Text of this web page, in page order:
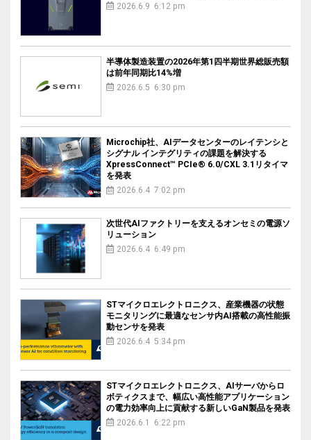
2026.6.9 6:12 pm
半導体製造装置の2026年第1四半期世界総販売額
は前年同期比14%増
2026.6.5 6:30 pm
Microchip社、AIデータセンターのレイテンシと
シグナル インテグリティの課題を解決する
XpressConnect™ PCIe® 6.0/CXL 3.1リタイマ
を発表
2026.6.4 7:02 pm
次世代AIファクトリーを支えるオンセミの電源ソ
リューション
2026.6.4 6:49 pm
STマイクロエレクトロニクス、産業機器の状態
モニタリングに最適なセンサ内AI搭載の高性能振
動センサを発表
2026.6.4 5:34 pm
STマイクロエレクトロニクス、AIサーバからロ
ボティクスまで、幅広い高性能アプリケーション
の電力効率向上に貢献する新しいGaN製品を発表
2026.6.1 6:22 pm